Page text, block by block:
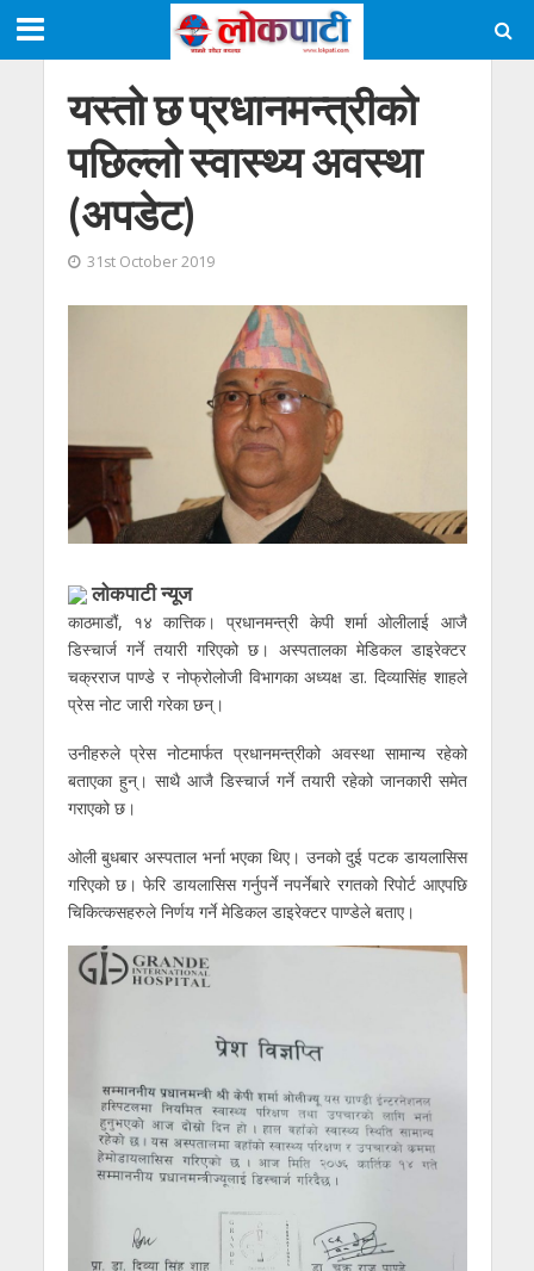
यस्तो छ प्रधानमन्त्रीको
पछिल्लो स्वास्थ्य अवस्था
(अपडेट)
31st October 2019
लाेकपाटी न्यूज
काठमाडौं, १४ कात्तिक। प्रधानमन्त्री केपी शर्मा ओलीलाई आजै
डिस्चार्ज गर्ने तयारी गरिएको छ। अस्पतालका मेडिकल डाइरेक्टर
चक्रराज पाण्डे र नोफ्रोलोजी विभागका अध्यक्ष डा. दिव्यासिंह शाहले
प्रेस नोट जारी गरेका छन्।
उनीहरुले प्रेस नोटमार्फत प्रधानमन्त्रीको अवस्था सामान्य रहेको
बताएका हुन्। साथै आजै डिस्चार्ज गर्ने तयारी रहेको जानकारी समेत
गराएको छ।
ओली बुधबार अस्पताल भर्ना भएका थिए। उनको दुई पटक डायलासिस
गरिएको छ। फेरि डायलासिस गर्नुपर्ने नपर्नेबारे रगतको रिपोर्ट आएपछि
चिकित्कसहरुले निर्णय गर्ने मेडिकल डाइरेक्टर पाण्डेले बताए।